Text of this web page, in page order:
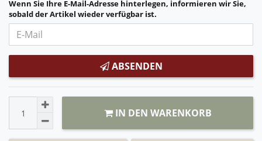
Wenn Sie Ihre E-Mail-Adresse hinterlegen, informieren wir Sie,
sobald der Artikel wieder verfügbar ist.
ABSENDEN
IN DEN WARENKORB